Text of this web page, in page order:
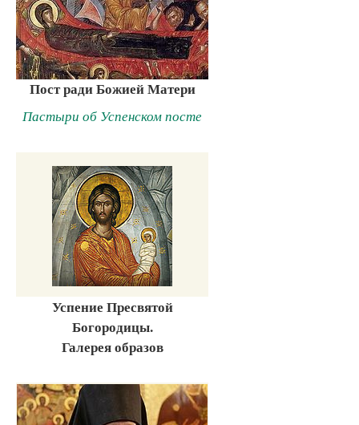
Пост ради Божией Матери
Пастыри об Успенском посте
Успение Пресвятой
Богородицы.
Галерея образов